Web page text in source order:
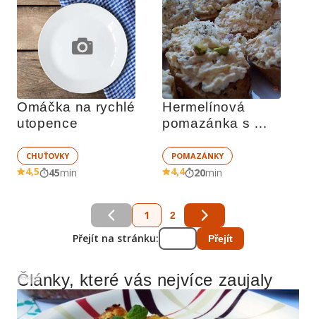
Omáčka na rychlé
utopence
CHUŤOVKY
4,5 45min
Hermelínová
pomazánka s
POMAZÁNKY
4,4 20min
1 2
Přejít na stránku: Přejít
Reklama
Články, které vás nejvíce zaujaly